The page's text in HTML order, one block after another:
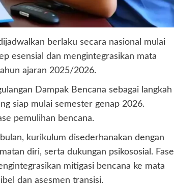
berlaku secara nasional mulai
esensial dan mengintegrasikan mata
ajaran 2025/2026.
Dampak Bencana sebagai langkah
siap mulai semester genap 2026.
pemulihan bencana.
kurikulum disederhanakan dengan
diri, serta dukungan psikososial. Fase
mitigasi bencana ke mata
dan asesmen transisi.